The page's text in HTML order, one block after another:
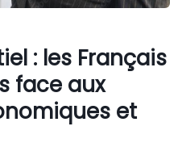
: les Français
face aux
et